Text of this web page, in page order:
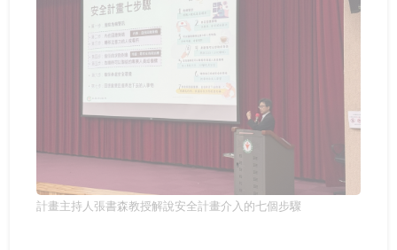
計畫主持人張書森教授解說安全計畫介入的七個步驟